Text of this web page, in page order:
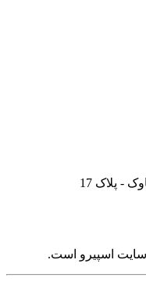
- پلاک 17
اسپیرو است.